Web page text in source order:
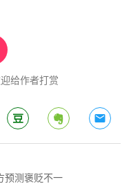
给作者打赏
预测褒贬不一